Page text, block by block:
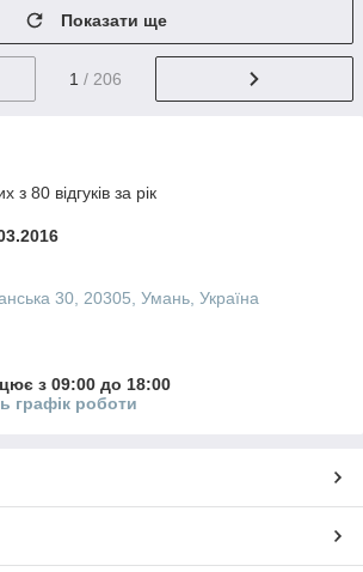
Показати ще
1 / 206
з 80 відгуків за рік
30, 20305, Умань, Україна
з 09:00 до 18:00
графік роботи